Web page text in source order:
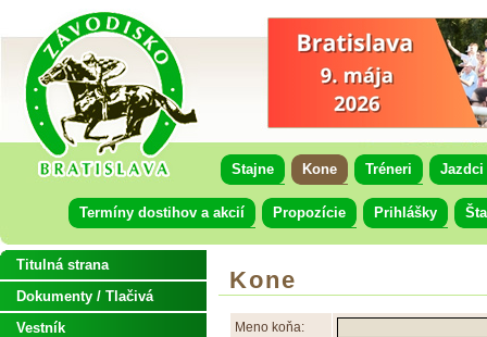
Stajne Kone Tréneri Jazdci
Termíny dostihov a akcií Propozície Prihlášky
Kone
Meno koňa:
Titulná strana
Dokumenty / Tlačivá
Vestník